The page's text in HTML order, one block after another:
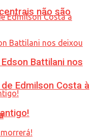
Edmilson Costa à
não são
Battilani nos